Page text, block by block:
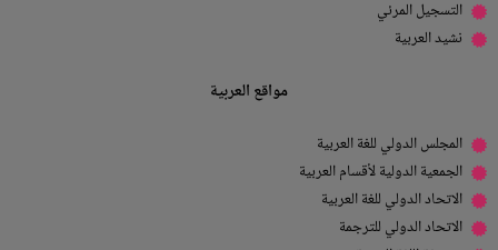
التسجيل المرئي
نشيد العربية
مواقع العربية
المجلس الدولي للغة العربية
الجمعية الدولية لأقسام العربية
الاتحاد الدولي للغة العربية
الاتحاد الدولي للترجمة